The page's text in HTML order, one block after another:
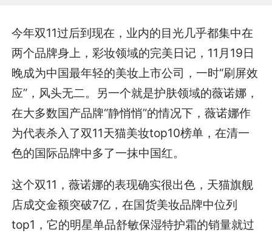
今年双11过后到现在，业内的目光几乎都集中在
两个品牌身上，彩妆领域的完美日记，11月19日
晚成为中国最年轻的美妆上市公司，一时“刷屏效
应”，风头无二。另一个就是护肤领域的薇诺娜，
在大多数国产品牌“静悄悄”的情况下，薇诺娜作
为代表杀入了双11天猫美妆top10榜单，在清一
色的国际品牌中多了一抹中国红。
这个双11，薇诺娜的表现确实很出色，天猫旗舰
店成交金额突破7亿，在国货美妆品牌中位列
top1，它的明星单品舒敏保湿特护霜的销量就过